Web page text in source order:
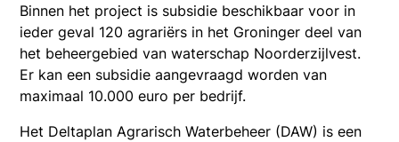
Binnen het project is subsidie beschikbaar voor in
ieder geval 120 agrariërs in het Groninger deel van
het beheergebied van waterschap Noorderzijlvest.
Er kan een subsidie aangevraagd worden van
maximaal 10.000 euro per bedrijf.
Het Deltaplan Agrarisch Waterbeheer (DAW) is een